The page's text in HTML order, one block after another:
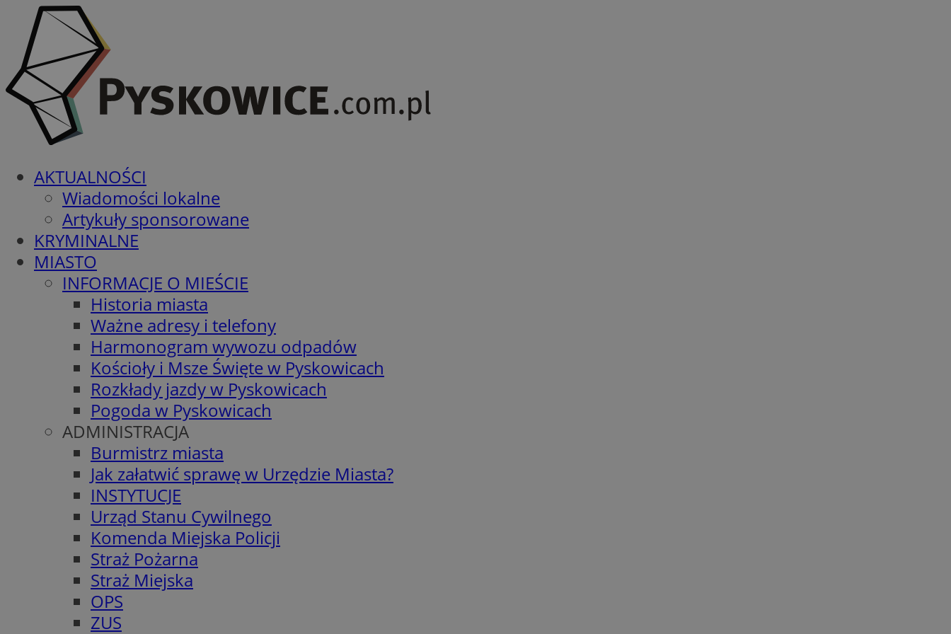
AKTUALNOŚCI
Wiadomości lokalne
Artykuły sponsorowane
KRYMINALNE
MIASTO
INFORMACJE O MIEŚCIE
Historia miasta
Ważne adresy i telefony
Harmonogram wywozu odpadów
Kościoły i Msze Święte w Pyskowicach
Rozkłady jazdy w Pyskowicach
Pogoda w Pyskowicach
ADMINISTRACJA
Burmistrz miasta
Jak załatwić sprawę w Urzędzie Miasta?
INSTYTUCJE
Urząd Stanu Cywilnego
Komenda Miejska Policji
Straż Pożarna
Straż Miejska
OPS
ZUS